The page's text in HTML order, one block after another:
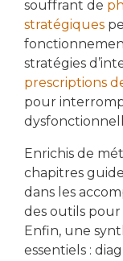
souffrant de
stratégiques
stratégies
prescriptions
pour
Enrichis de
chapitres
dans les
des outils pour
Enfin, une
essentiels :